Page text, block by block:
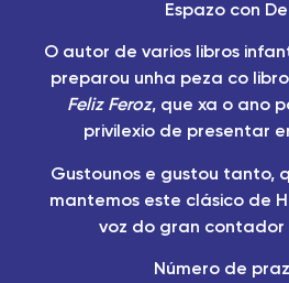
Espazo con
O autor de varios libros
preparou unha peza co
Feliz Feroz, que xa o ano
privilexio de presentar
Gustounos e gustou tanto,
mantemos este clásico de
voz do gran contador
Número de